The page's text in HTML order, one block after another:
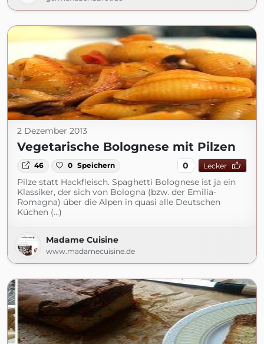
2 Dezember 2013
Vegetarische Bolognese mit Pilzen
46 0 Speichern 0 Lecker
Pilze statt Hackfleisch. Spaghetti Bolognese ist ja ein
Klassiker, der sich von Bologna (bzw. der Emilia-
Romagna) über die Alpen in quasi alle Deutschen
Küchen (...)
Madame Cuisine
www.madamecuisine.de